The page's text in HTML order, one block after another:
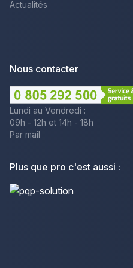
Actualités
Nous contacter
Lundi au Vendredi :
09h - 12h et 14h - 18h
Par mail
Plus que pro c'est aussi :